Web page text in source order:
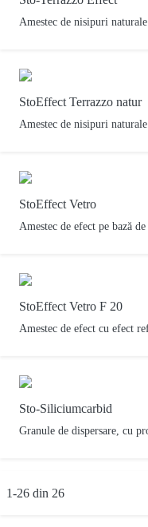
Amestec de nisipuri
StoEffect Terrazzo natur
Amestec de nisipuri naturale
StoEffect Vetro
Amestec de efect pe bază
StoEffect Vetro F 20
Amestec de efect cu efect
Sto-Siliciumcarbid
Granule de dispersare, cu
1-26 din 26